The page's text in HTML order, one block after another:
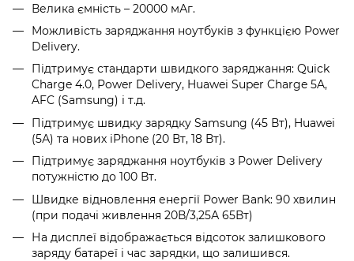
Велика ємність – 20000 мАг.
Можливість заряджання ноутбуків з функцією Power
Delivery.
Підтримує стандарти швидкого заряджання: Quick
Charge 4.0, Power Delivery, Huawei Super Charge 5A,
AFC (Samsung) і т.д.
Підтримує швидку зарядку Samsung (45 Вт), Huawei
(5А) та нових iPhone (20 Вт, 18 Вт).
Підтримує заряджання ноутбуків з Power Delivery
потужністю до 100 Вт.
Швидке відновлення енергії Power Bank: 90 хвилин
(при подачі живлення 20В/3,25А 65Вт)
На дисплеї відображається відсоток залишкового
заряду батареї і час зарядки, що залишився.